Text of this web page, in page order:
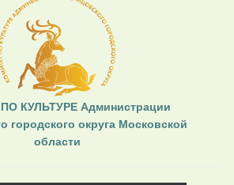
КУЛЬТУРЕ Администрации
городского округа Московской
области